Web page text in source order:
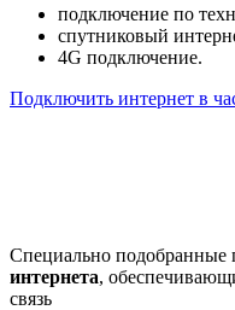
подключение по
спутниковый
4G подключение.
Подключить интернет в
Специально подобранные
интернета,
связь